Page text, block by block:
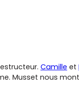
Camille et
Musset nous